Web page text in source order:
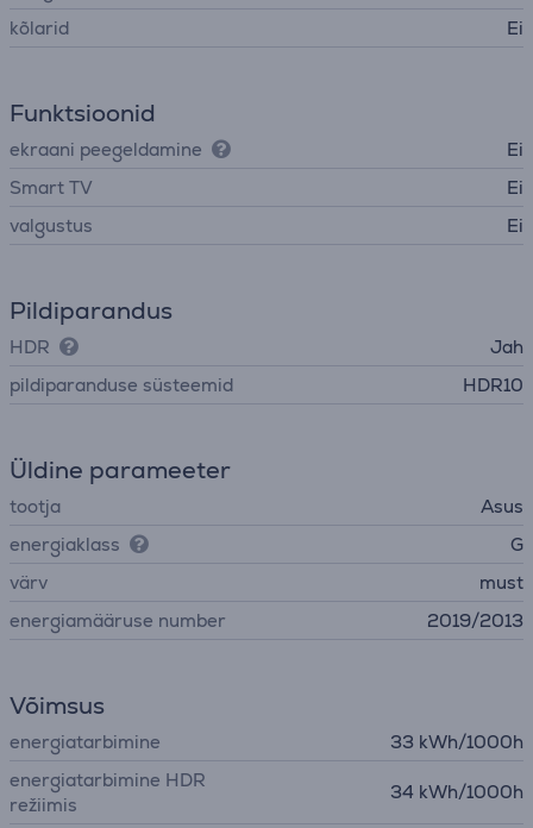
kõlarid
Ei
Funktsioonid
ekraani peegeldamine
Ei
Smart TV
Ei
valgustus
Ei
Pildiparandus
HDR
Jah
pildiparanduse süsteemid
HDR10
Üldine parameeter
tootja
Asus
energiaklass
G
värv
must
energiamääruse number
2019/2013
Võimsus
energiatarbimine
33 kWh/1000h
energiatarbimine HDR
režiimis
34 kWh/1000h